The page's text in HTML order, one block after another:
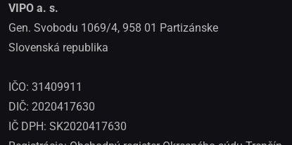
VIPO a. s.
Gen. Svobodu 1069/4, 958 01 Partizánske
Slovenská republika
IČO: 31409911
DIČ: 2020417630
IČ DPH: SK2020417630